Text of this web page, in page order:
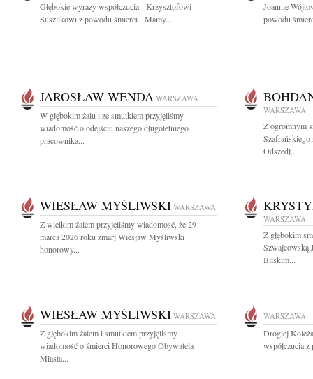
Głębokie wyrazy współczucia Krzysztofowi
Suszlikowi z powodu śmierci Mamy...
Joannie
powodu
JAROSŁAW WENDA WARSZAWA
W głębokim żalu i ze smutkiem przyjęliśmy
wiadomość o odejściu naszego długoletniego
pracownika...
WARSZAWA
Z ogromnym
Szafrańskiego
Odszedł...
WIESŁAW MYŚLIWSKI WARSZAWA
Z wielkim żalem przyjęliśmy wiadomość, że 29
marca 2026 roku zmarł Wiesław Myśliwski
honorowy...
WARSZAWA
Z głębokim
Szwajcowską
Bliskim...
WIESŁAW MYŚLIWSKI WARSZAWA
Z głębokim żalem i smutkiem przyjęliśmy
wiadomość o śmierci Honorowego Obywatela
Miasta...
WARSZAWA
Drogiej
współczucia